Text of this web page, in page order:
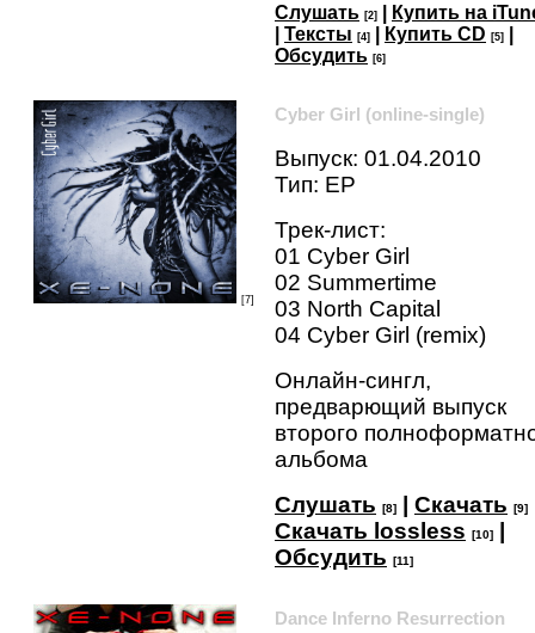
Слушать [2]
Купить на
Тексты [4] Купить CD [5]
Обсудить [6]
[7]
Cyber Girl (online-single)
Выпуск: 01.04.2010
Тип: EP
Трек-лист:
01 Cyber Girl
02 Summertime
03 North Capital
04 Cyber Girl (remix)
Онлайн-сингл,
предварющий выпуск
второго
альбома
Слушать [8] Скачать [9]
Скачать lossless [10]
Обсудить [11]
Dance Inferno Resurrection